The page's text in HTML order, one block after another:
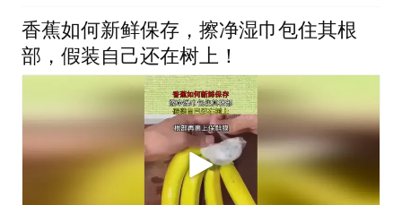
香蕉如何新鲜保存，擦净湿巾包住其根
部，假装自己还在树上！